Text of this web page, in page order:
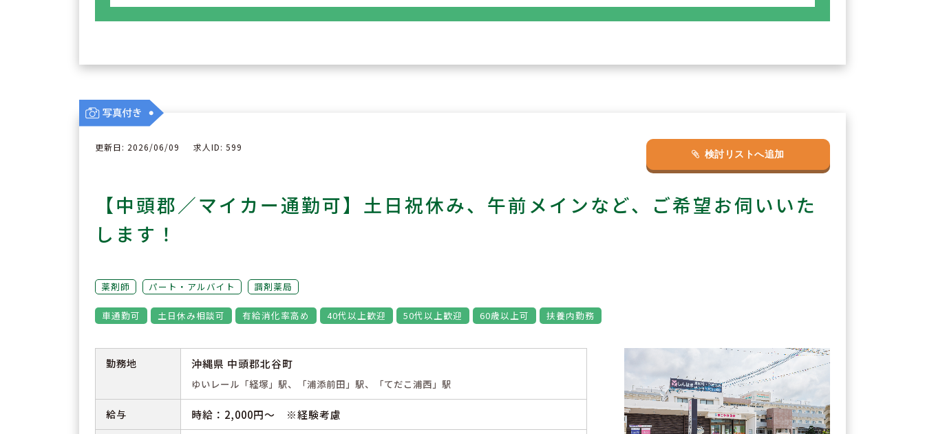
更新日: 2026/06/09 求人ID: 599
検討リストへ追加
【中頭郡／マイカー通勤可】土日祝休み、午前メインなど、ご希望お伺いいた
します！
薬剤師 パート・アルバイト 調剤薬局
車通勤可 土日休み相談可 有給消化率高め 40代以上歓迎 50代以上歓迎 60歳以上可 扶養内勤務
勤務地 沖縄県 中頭郡北谷町
ゆいレール「経塚」駅、「浦添前田」駅、「てだこ浦西」駅
給与 時給：2,000円～ ※経験考慮